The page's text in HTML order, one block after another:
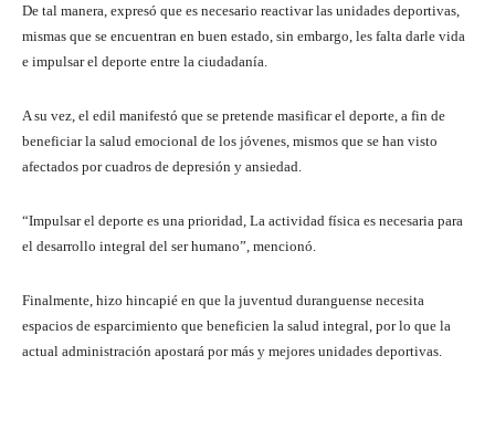
De tal manera, expresó que es necesario reactivar las unidades deportivas,
mismas que se encuentran en buen estado, sin embargo, les falta darle vida
e impulsar el deporte entre la ciudadanía.
A su vez, el edil manifestó que se pretende masificar el deporte, a fin de
beneficiar la salud emocional de los jóvenes, mismos que se han visto
afectados por cuadros de depresión y ansiedad.
“Impulsar el deporte es una prioridad, La actividad física es necesaria para
el desarrollo integral del ser humano”, mencionó.
Finalmente, hizo hincapié en que la juventud duranguense necesita
espacios de esparcimiento que beneficien la salud integral, por lo que la
actual administración apostará por más y mejores unidades deportivas.